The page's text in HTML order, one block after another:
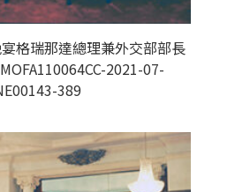
格瑞那達總理兼外交部部長
2021-07-
389